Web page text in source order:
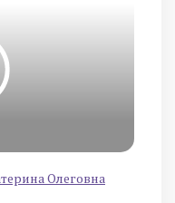
Олеговна